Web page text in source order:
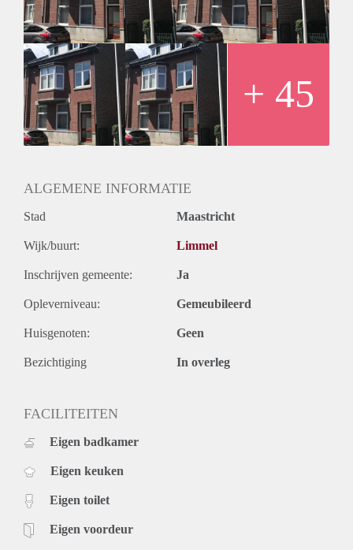
NIET TOEGESTAAN!!
Huurgegevens:
- De huurprijs incl. servicekosten, tv/internet en GWE
bedraagt € 1115,- per maand.
- De waarborgsom bedraag 2 x de maandhuur.+ 45
ALGEMENE INFORMATIE
Stad Maastricht
Wijk/buurt: Limmel
Inschrijven gemeente: Ja
Opleverniveau: Gemeubileerd
Huisgenoten: Geen
Bezichtiging In overleg
FACILITEITEN
Eigen badkamer
Eigen keuken
Eigen toilet
Eigen voordeur